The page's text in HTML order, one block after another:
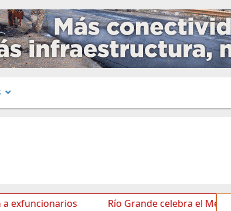
Río Grande celebra el Mes de las